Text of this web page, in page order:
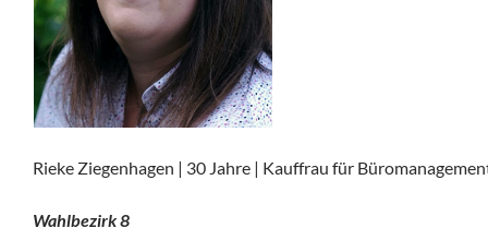
Rieke Ziegenhagen | 30 Jahre | Kauffrau für
Wahlbezirk 8